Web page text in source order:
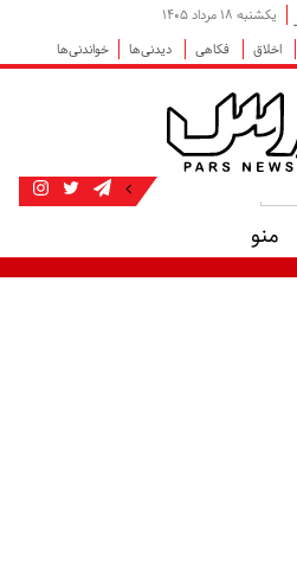
یکشنبه ۱۸ مرداد ۱۴۰۵
اخلاق فکاهی دیدنی‌ها خواندنی‌ها
منو